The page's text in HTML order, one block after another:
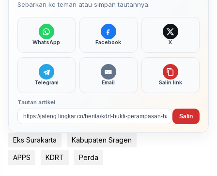
Sebarkan ke teman atau simpan tautannya.
WhatsApp Facebook X
Telegram Email Salin link
Tautan artikel
Salin
Eks Surakarta Kabupaten Sragen
APPS KDRT Perda